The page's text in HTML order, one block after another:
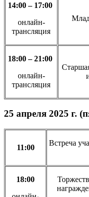
14:00 – 17:00
онлайн-
трансляция
18:00 – 21:00
онлайн-
трансляция
25 апреля 2025 г.
11:00
Встреча
18:00